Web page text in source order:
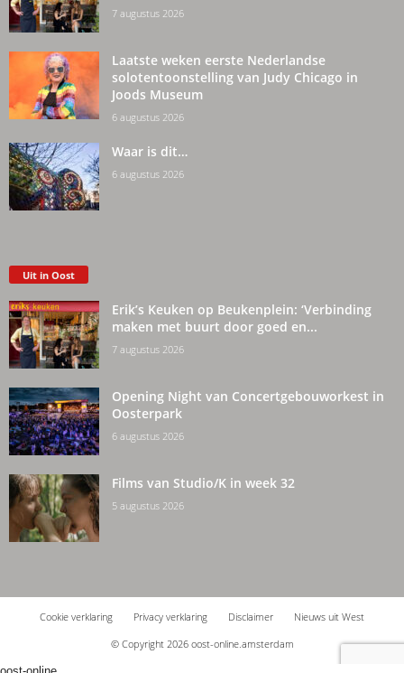
7 augustus 2026
Laatste weken eerste Nederlandse
solotentoonstelling van Judy Chicago in
Joods Museum
6 augustus 2026
Waar is dit…
6 augustus 2026
Uit in Oost
Erik’s Keuken op Beukenplein: ‘Verbinding
maken met buurt door goed en...
7 augustus 2026
Opening Night van Concertgebouworkest in
Oosterpark
6 augustus 2026
Films van Studio/K in week 32
5 augustus 2026
Cookie verklaring Privacy verklaring Disclaimer
Nieuws uit West
© Copyright 2026 oost-online.amsterdam